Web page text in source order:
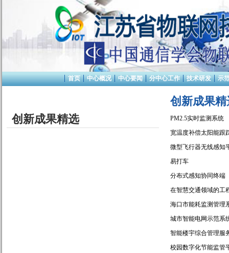
首页 中心概况 中心要闻 分中心工作 技术研发 示
创新成果精选
创新成果精
PM2.5实时监测系统
宽温度补偿太阳能跟
微型飞行器无线感知
易打车
分布式感知协同终端
在智慧交通领域的工
海口市能耗监测管理
城市智能电网示范系
智能楼宇综合管理服
校园数字化节能监管